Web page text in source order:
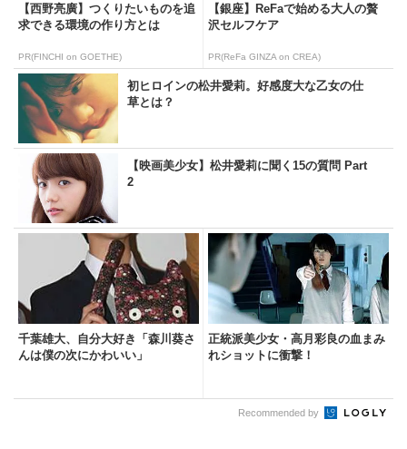
【西野亮廣】つくりたいものを追
求できる環境の作り方とは
PR(FINCHI on GOETHE)
【銀座】ReFaで始める大人の贅
沢セルフケア
PR(ReFa GINZA on CREA)
初ヒロインの松井愛莉。好感度大な乙女の仕
草とは？
【映画美少女】松井愛莉に聞く15の質問 Part
2
千葉雄大、自分大好き「森川葵さ
んは僕の次にかわいい」
正統派美少女・高月彩良の血まみ
れショットに衝撃！
Recommended by